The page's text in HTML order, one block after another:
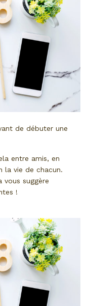
de débuter une
entre amis, en
la vie de chacun.
vous suggère
!